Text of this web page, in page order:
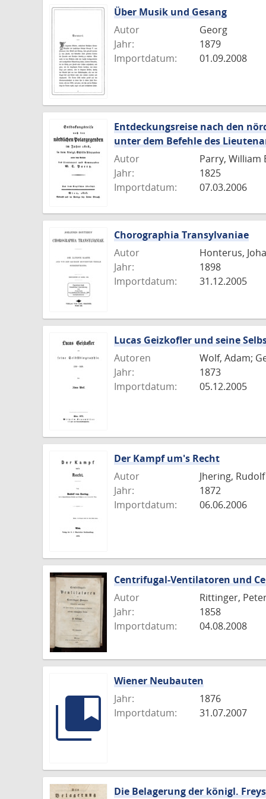
SeiteSeite SeiteSeite
Über Musik und Gesang
Autor
Georg
Jahr:
1879
Importdatum:
01.09.2008
Entdeckungsreise nach den
unter dem Befehle des
Autor
Parry, William
Jahr:
1825
Importdatum:
07.03.2006
Chorographia Transylvaniae
Autor
Honterus,
Jahr:
1898
Importdatum:
31.12.2005
Lucas Geizkofler und seine
Autoren
Wolf, Adam;
Jahr:
1873
Importdatum:
05.12.2005
Der Kampf um's Recht
Autor
Jhering, Rudolf
Jahr:
1872
Importdatum:
06.06.2006
Centrifugal-Ventilatoren und
Autor
Rittinger,
Jahr:
1858
Importdatum:
04.08.2008
Wiener Neubauten
Jahr:
1876
Importdatum:
31.07.2007
Die Belagerung der königl.